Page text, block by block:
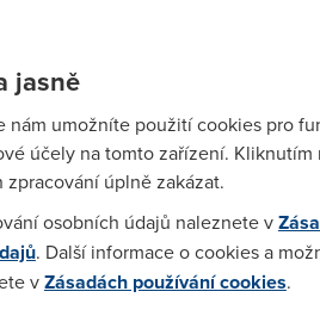
že ještě větší problém a
o nové operační systémy
systémy a aplikacemi Solworth
začarovaném kruhu, na tom, co on
„Nový operační systém si
pro takový operační systém
takové aplikace nebude psát,
jasně
nám umožníte použití cookies pro
účely na tomto zařízení. Kliknutím
úplně zakázat.
osobních údajů naleznete v
. Další informace o cookies a
vZásadách používání cookies.